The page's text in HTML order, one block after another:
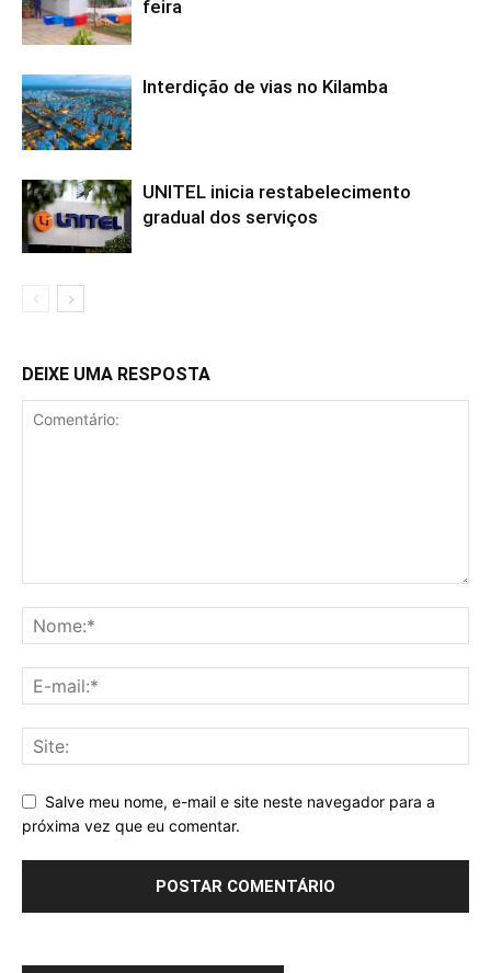
feira
Interdição de vias no Kilamba
UNITEL inicia restabelecimento
gradual dos serviços
DEIXE UMA RESPOSTA
Salve meu nome, e-mail e site neste navegador para a
próxima vez que eu comentar.